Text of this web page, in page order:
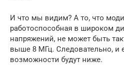
И что мы видим? А то, что
работоспособная в широком
напряжений, не может быть
выше 8 МГц. Следовательно, и
возможности будут ниже.